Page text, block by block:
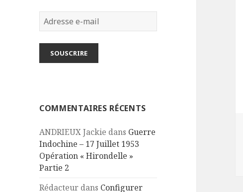
Adresse
e-
mail
SOUSCRIRE
COMMENTAIRES RÉCENTS
ANDRIEUX Jackie dans Guerre
Indochine – 17 Juillet 1953
Opération « Hirondelle »
Partie 2
Rédacteur dans Configurer